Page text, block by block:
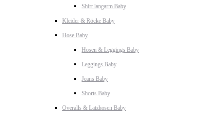
Shirt langarm Baby
Kleider & Röcke Baby
Hose Baby
Hosen & Leggings Baby
Leggings Baby
Jeans Baby
Shorts Baby
Overalls & Latzhosen Baby